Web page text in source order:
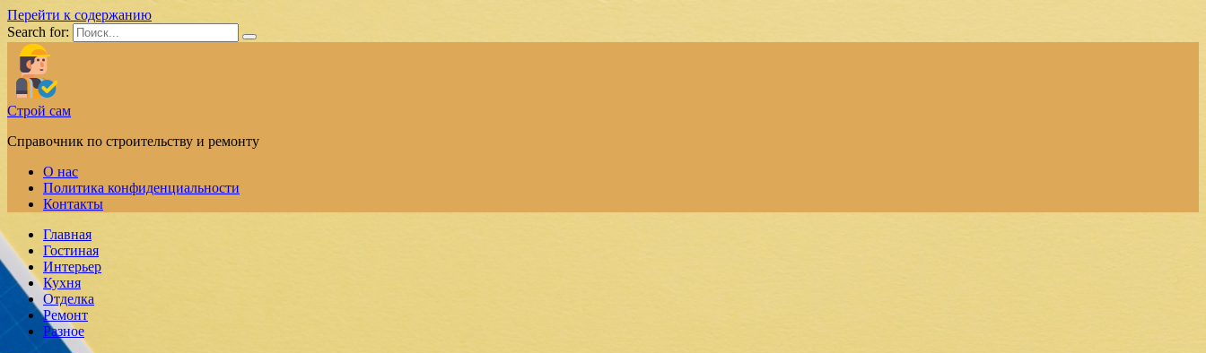
Перейти к содержанию
Search for:
Строй сам
Справочник по строительству и ремонту
О нас
Политика конфиденциальности
Контакты
Главная
Гостиная
Интерьер
Кухня
Отделка
Ремонт
Разное